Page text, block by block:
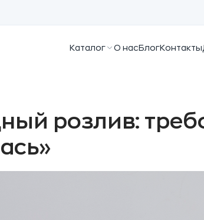
Каталог О нас БлогКонтакты
розлив: